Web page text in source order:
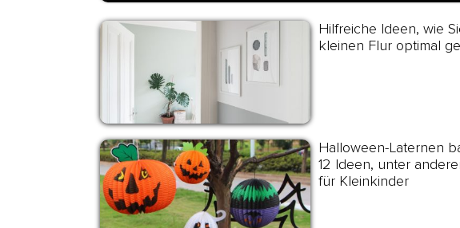
Hilfreiche Ideen, wie
kleinen Flur optimal
Halloween-Laternen
12 Ideen, unter
für Kleinkinder